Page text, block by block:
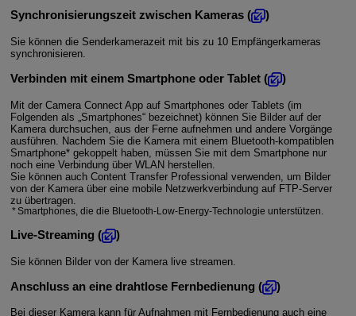
Synchronisierungszeit zwischen Kameras ( )
Sie können die Senderkamerazeit mit bis zu 10 Empfängerkameras
synchronisieren.
Verbinden mit einem Smartphone oder Tablet ( )
Mit der Camera Connect App auf Smartphones oder Tablets (im
Folgenden als „Smartphones“ bezeichnet) können Sie Bilder auf der
Kamera durchsuchen, aus der Ferne aufnehmen und andere Vorgänge
ausführen. Nachdem Sie die Kamera mit einem Bluetooth-kompatiblen
Smartphone* gekoppelt haben, müssen Sie mit dem Smartphone nur
noch eine Verbindung über WLANherstellen.
Sie können auch Content Transfer Professional verwenden, um Bilder
von der Kamera über eine mobile Netzwerkverbindung auf FTP-Server
zu übertragen.
Smartphones, die die Bluetooth-Low-Energy-Technologie unterstützen.
Live-Streaming ( )
Sie können Bilder von der Kamera live streamen.
Anschluss an eine drahtlose Fernbedienung ( )
Bei dieser Kamera kann für Aufnahmen mit Fernbedienung auch eine